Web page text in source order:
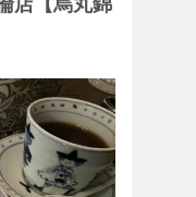
店【烏丸錦